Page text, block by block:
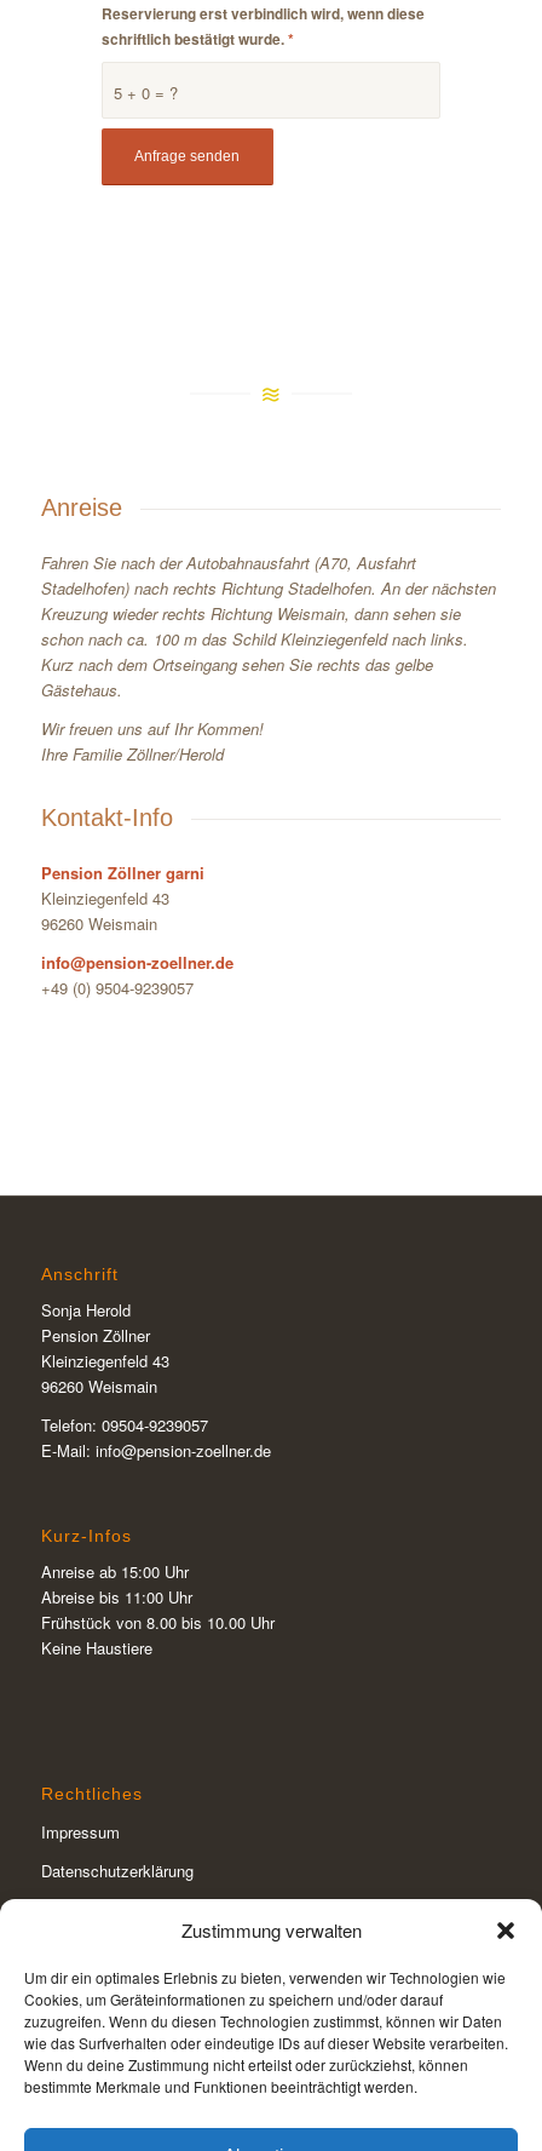
Zustimmung verwalten
Um dir ein optimales Erlebnis zu bieten, verwenden wir Technologien wie
Cookies, um Geräteinformationen zu speichern und/oder darauf
zuzugreifen. Wenn du diesen Technologien zustimmst, können wir Daten
wie das Surfverhalten oder eindeutige IDs auf dieser Website verarbeiten.
Wenn du deine Zustimmung nicht erteilst oder zurückziehst, können
bestimmte Merkmale und Funktionen beeinträchtigt werden.
Reservierung erst verbindlich wird, wenn diese
schriftlich bestätigt wurde.*
5 + 0 = ?
Anreise
Fahren Sie nach der Autobahnausfahrt (A70, Ausfahrt
Stadelhofen) nach rechts Richtung Stadelhofen. An der nächsten
Kreuzung wieder rechts Richtung Weismain, dann sehen sie
schon nach ca. 100 m das Schild Kleinziegenfeld nach links.
Kurz nach dem Ortseingang sehen Sie rechts das gelbe
Gästehaus.
Wir freuen uns auf Ihr Kommen!
Ihre Familie Zöllner/Herold
Kontakt-Info
Pension Zöllner garni
Kleinziegenfeld 43
96260 Weismain
info@pension-zoellner.de
+49 (0) 9504-9239057
Anschrift
Sonja Herold
Pension Zöllner
Kleinziegenfeld 43
96260 Weismain
Telefon: 09504-9239057
E-Mail: info@pension-zoellner.de
Kurz-Infos
Anreise ab 15:00 Uhr
Abreise bis 11:00 Uhr
Frühstück von 8.00 bis 10.00 Uhr
Keine Haustiere
Rechtliches
Impressum
Datenschutzerklärung
Webdesign
WAL Werbeagentur Lauf